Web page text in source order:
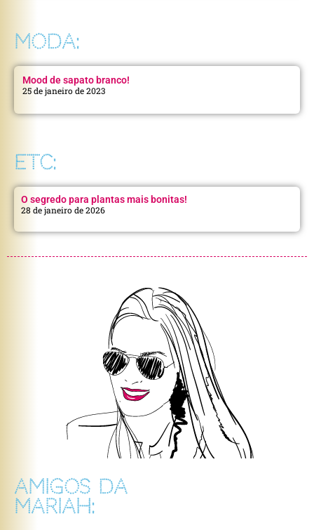
MODA:
Mood de sapato branco!
25 de janeiro de 2023
ETC:
O segredo para plantas mais bonitas!
28 de janeiro de 2026
AMIGOS DA
MARIAH: